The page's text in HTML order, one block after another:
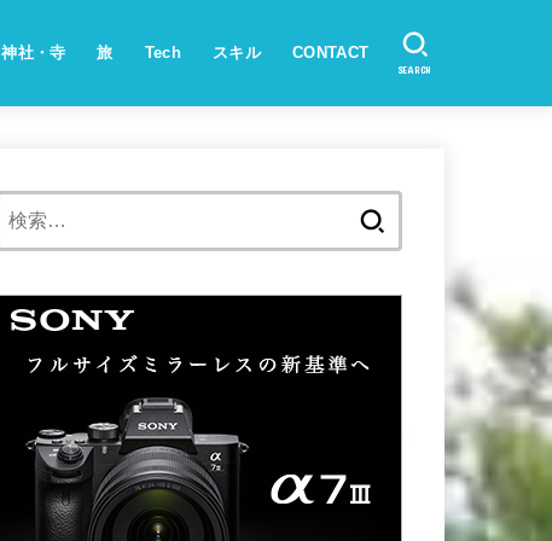
神社・寺 旅 Tech スキル CONTACT
SEARCH